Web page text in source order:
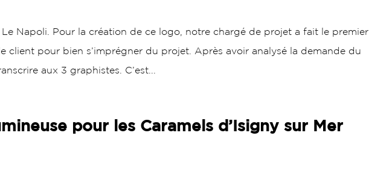
Napoli. Pour la création de ce logo, notre chargé de projet a fait le premier
client pour bien s’imprégner du projet. Après avoir analysé la demande du
aux 3 graphistes. C’est...
pour les Caramels d’Isigny sur Mer